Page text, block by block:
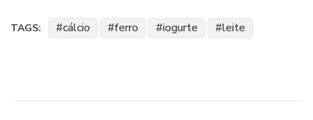
TAGS: cálcio ferro iogurte leite